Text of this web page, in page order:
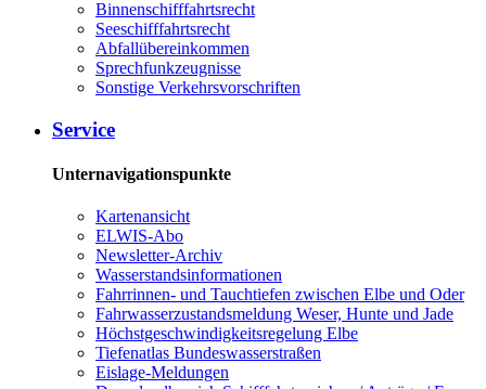
Bin­nen­schiff­fahrts­recht
See­schiff­fahrts­recht
Ab­fall­über­ein­kom­men
Sprech­funk­zeug­nis­se
Sons­ti­ge Ver­kehrs­vor­schrif­ten
Ser­vice
Unternavigationspunkte
Kar­ten­an­sicht
EL­WIS-​Abo
Newslet­ter-​Ar­chiv
Was­ser­stands­in­for­ma­tio­nen
Fahr­rin­nen-​ und Tauch­tie­fen zwi­schen El­be und Oder
Fahr­was­ser­zu­stands­mel­dung We­ser, Hun­te und Ja­de
Höchst­ge­schwin­dig­keits­re­ge­lung El­be
Tie­fe­n­at­las Bun­des­was­ser­stra­ßen
Eis­la­ge-​Mel­dun­gen